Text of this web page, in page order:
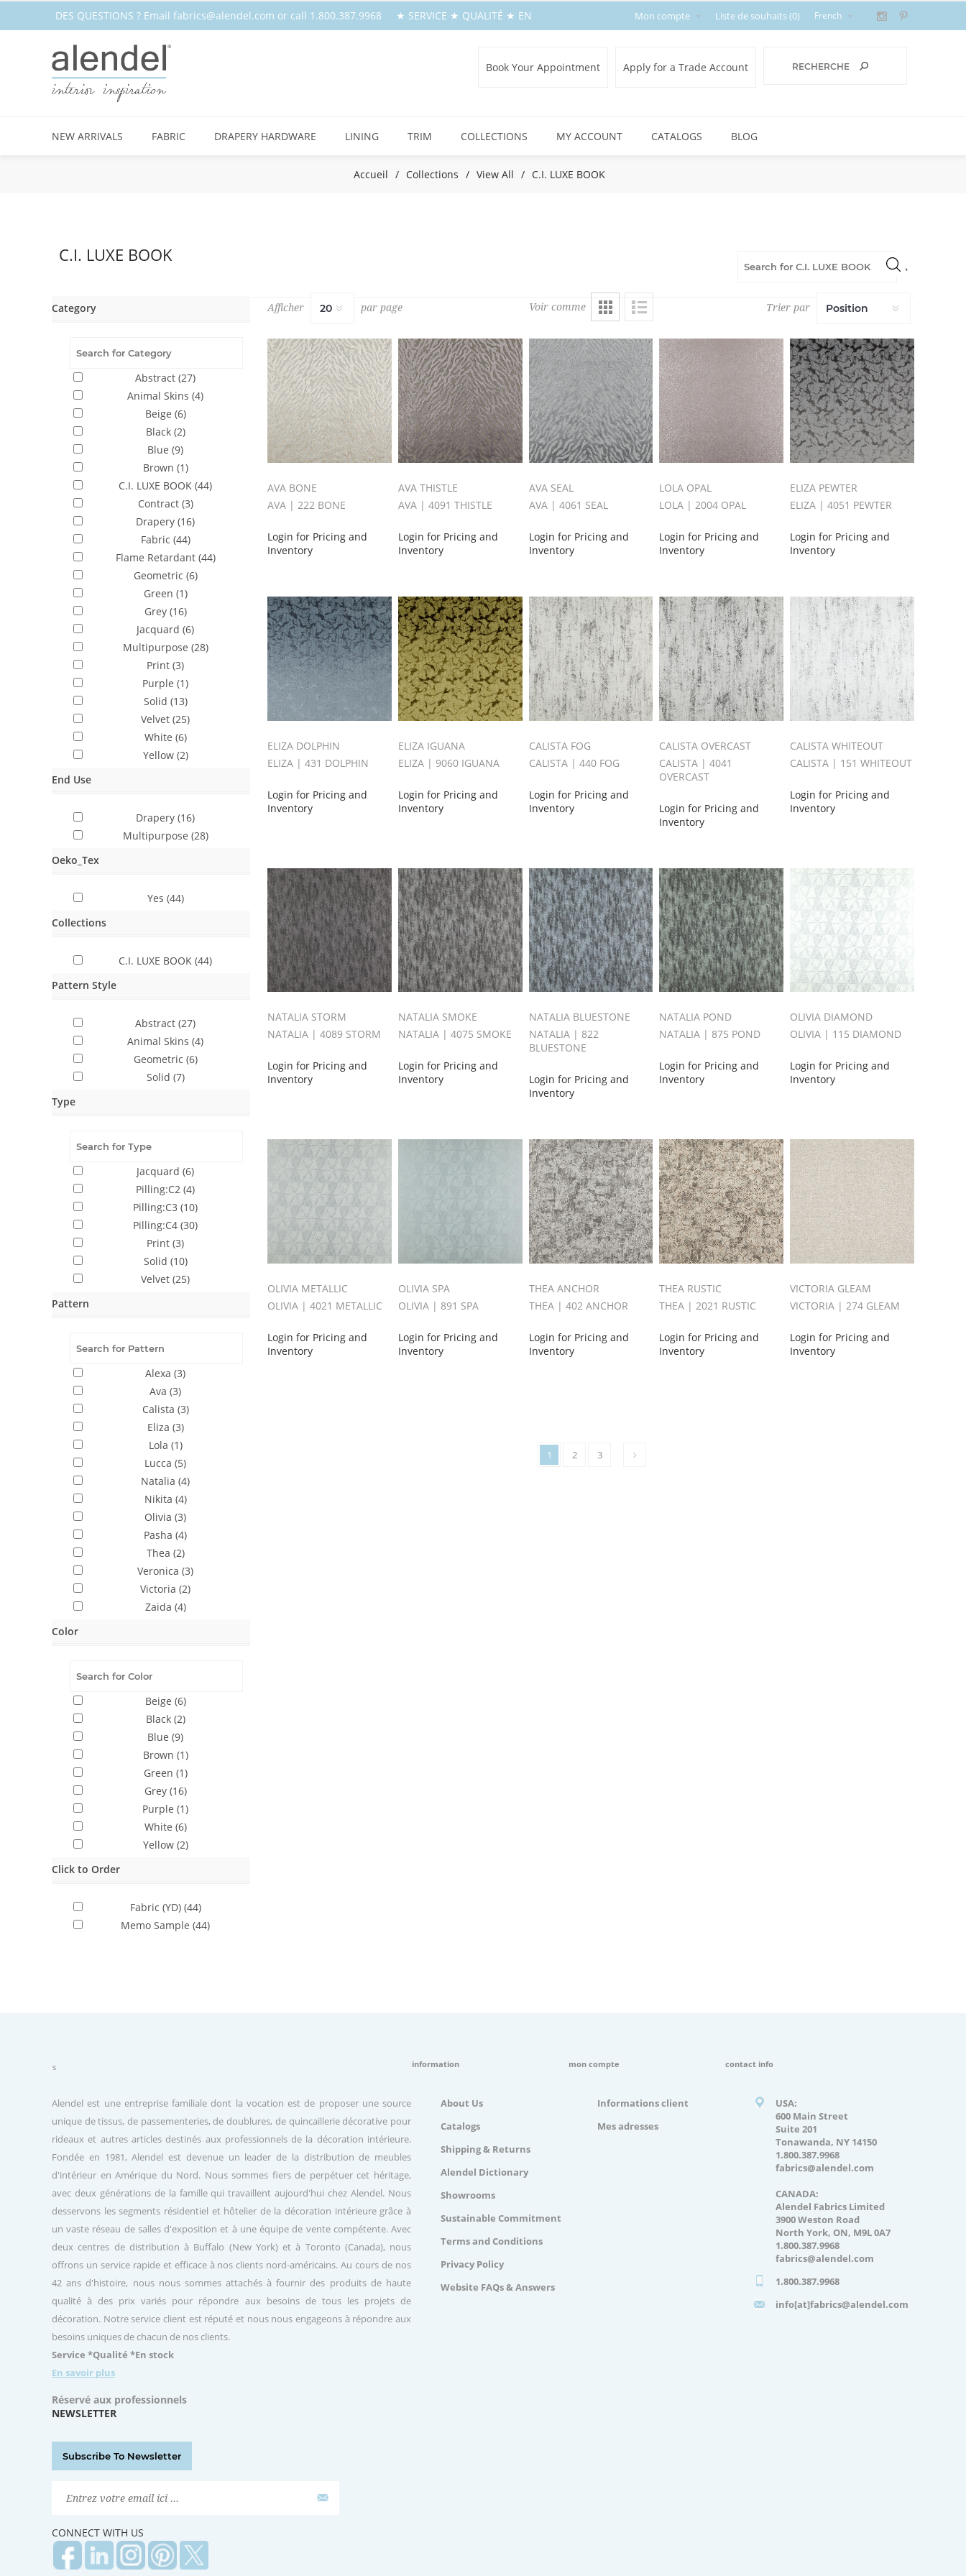
DES QUESTIONS ? Email fabrics@alendel.com or call 1.800.387.9968 ★ SERVICE ★ QUALITÉ ★ EN
STOCK
Mon compte Liste de souhaits(0)
Apply for a Trade Account
Book Your Appointment
NEW ARRIVALS FABRIC DRAPERY HARDWARE LINING TRIM COLLECTIONS MY ACCOUNT CATALOGS BLOG
Accueil / Collections / View All / C.I. LUXE BOOK
C.I. LUXE BOOK
Voir comme Trier par
Afficher par page
AVA BONE
AVA | 222 BONE
Login for Pricing and
Inventory
AVA THISTLE
AVA | 4091 THISTLE
Login for Pricing and
Inventory
AVA SEAL
AVA | 4061 SEAL
Login for Pricing and
Inventory
LOLA OPAL
LOLA | 2004 OPAL
Login for Pricing and
Inventory
ELIZA PEWTER
ELIZA | 4051 PEWTER
Login for Pricing and
Inventory
ELIZA DOLPHIN
ELIZA | 431 DOLPHIN
Login for Pricing and
Inventory
ELIZA IGUANA
ELIZA | 9060 IGUANA
Login for Pricing and
Inventory
CALISTA FOG
CALISTA | 440 FOG
Login for Pricing and
Inventory
CALISTA OVERCAST
CALISTA | 4041
OVERCAST
Login for Pricing and
Inventory
CALISTA WHITEOUT
CALISTA | 151 WHITEOUT
Login for Pricing and
Inventory
NATALIA STORM
NATALIA | 4089 STORM
Login for Pricing and
Inventory
NATALIA SMOKE
NATALIA | 4075 SMOKE
Login for Pricing and
Inventory
NATALIA BLUESTONE
NATALIA | 822
BLUESTONE
Login for Pricing and
Inventory
NATALIA POND
NATALIA | 875 POND
Login for Pricing and
Inventory
OLIVIA DIAMOND
OLIVIA | 115 DIAMOND
Login for Pricing and
Inventory
OLIVIA METALLIC
OLIVIA | 4021 METALLIC
Login for Pricing and
Inventory
OLIVIA SPA
OLIVIA | 891 SPA
Login for Pricing and
Inventory
THEA ANCHOR
THEA | 402 ANCHOR
Login for Pricing and
Inventory
THEA RUSTIC
THEA | 2021 RUSTIC
Login for Pricing and
Inventory
VICTORIA GLEAM
VICTORIA | 274 GLEAM
Login for Pricing and
Inventory
1 2 3
Category
Abstract (27)
Animal Skins (4)
Beige (6)
Black (2)
Blue (9)
Brown (1)
C.I. LUXE BOOK (44)
Contract (3)
Drapery (16)
Fabric (44)
Flame Retardant (44)
Geometric (6)
Green (1)
Grey (16)
Jacquard (6)
Multipurpose (28)
Print (3)
Purple (1)
Solid (13)
Velvet (25)
White (6)
Yellow (2)
End Use
Drapery (16)
Multipurpose (28)
Oeko_Tex
Yes (44)
Collections
C.I. LUXE BOOK (44)
Pattern Style
Abstract (27)
Animal Skins (4)
Geometric (6)
Solid (7)
Type
Jacquard (6)
Pilling:C2 (4)
Pilling:C3 (10)
Pilling:C4 (30)
Print (3)
Solid (10)
Velvet (25)
Pattern
Alexa (3)
Ava (3)
Calista (3)
Eliza (3)
Lola (1)
Lucca (5)
Natalia (4)
Nikita (4)
Olivia (3)
Pasha (4)
Thea (2)
Veronica (3)
Victoria (2)
Zaida (4)
Color
Beige (6)
Black (2)
Blue (9)
Brown (1)
Green (1)
Grey (16)
Purple (1)
White (6)
Yellow (2)
Click to Order
Fabric (YD) (44)
Memo Sample (44)
about us
Alendel est une entreprise familiale dont la vocation est de proposer une source
unique de tissus, de passementeries, de doublures, de quincaillerie décorative pour
rideaux et autres articles destinés aux professionnels de la décoration intérieure.
Fondée en 1981, Alendel est devenue un leader de la distribution de meubles
d'intérieur en Amérique du Nord. Nous sommes fiers de perpétuer cet héritage,
avec deux générations de la famille qui travaillent aujourd'hui chez Alendel. Nous
desservons les segments résidentiel et hôtelier de la décoration intérieure grâce à
un vaste réseau de salles d'exposition et à une équipe de vente compétente. Avec
deux centres de distribution à Buffalo (New York) et à Toronto (Canada), nous
offrons un service rapide et efficace à nos clients nord-américains. Au cours de nos
42 ans d'histoire, nous nous sommes attachés à fournir des produits de haute
qualité à des prix variés pour répondre aux besoins de tous les projets de
décoration. Notre service client est réputé et nous nous engageons à répondre aux
besoins uniques de chacun de nos clients.
Service *Qualité *En stock
En savoir plus
Réservé aux professionnels
NEWSLETTER
Subscribe To Newsletter
CONNECT WITH US
information
About Us
Catalogs
Shipping & Returns
Alendel Dictionary
Showrooms
Sustainable Commitment
Terms and Conditions
Privacy Policy
Website FAQs & Answers
mon compte
Informations client
Mes adresses
contact info
USA:
600 Main Street
Suite 201
Tonawanda, NY 14150
1.800.387.9968
fabrics@alendel.com
CANADA:
Alendel Fabrics Limited
3900 Weston Road
North York, ON, M9L 0A7
1.800.387.9968
fabrics@alendel.com
1.800.387.9968
info[at]fabrics@alendel.com